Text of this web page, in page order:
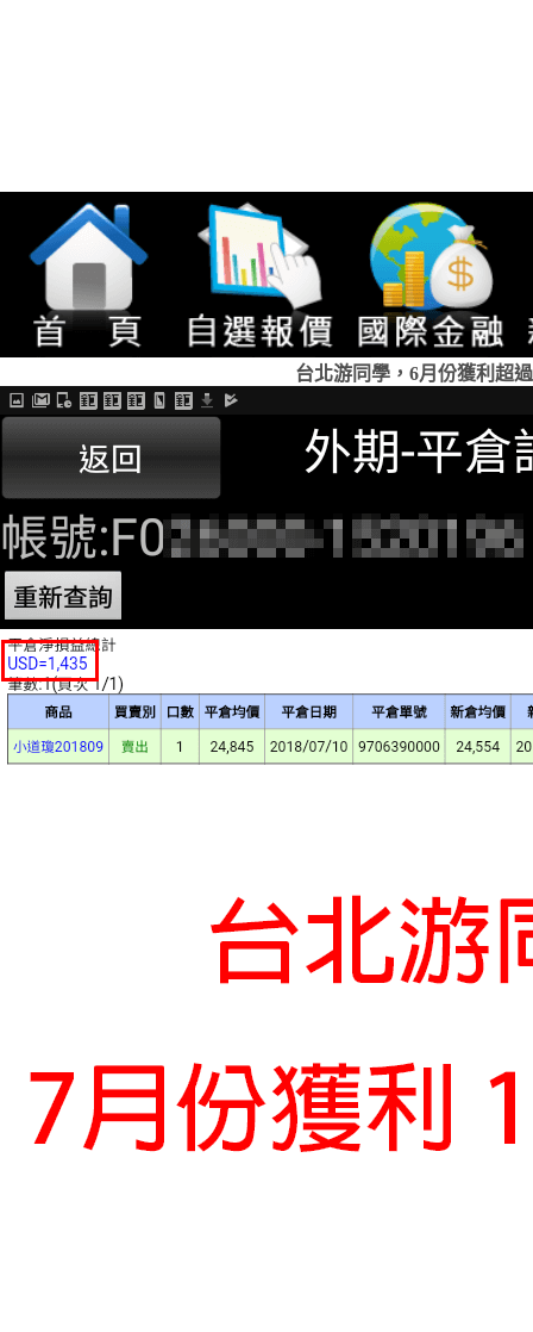
台北游同學，6月份獲利超